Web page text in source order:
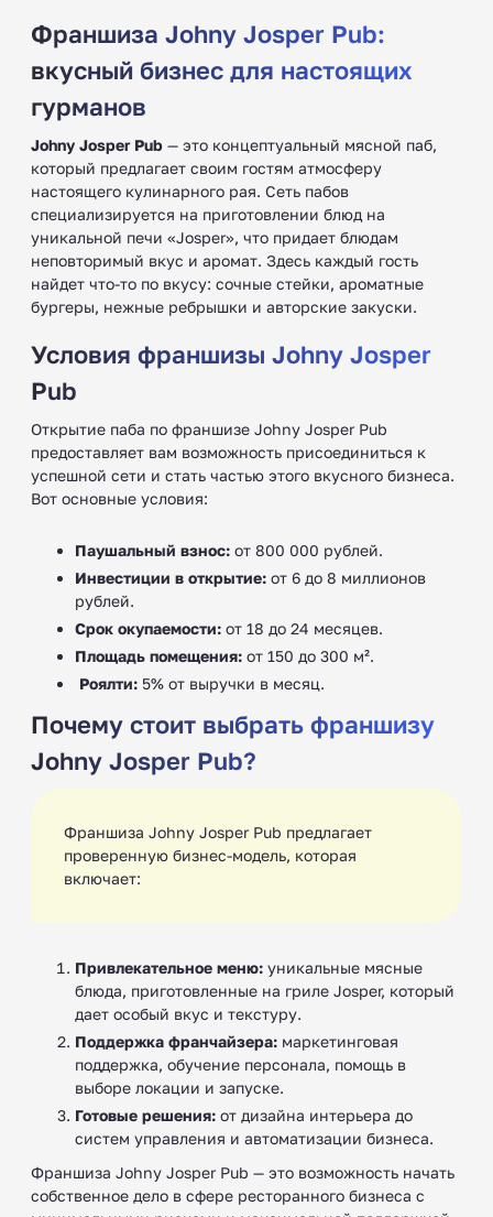
Франшиза Johny Josper Pub:
вкусный бизнес для настоящих
гурманов
Johny Josper Pub — это концептуальный мясной паб,
который предлагает своим гостям атмосферу
настоящего кулинарного рая. Сеть пабов
специализируется на приготовлении блюд на
уникальной печи «Josper», что придает блюдам
неповторимый вкус и аромат. Здесь каждый гость
найдет что-то по вкусу: сочные стейки, ароматные
бургеры, нежные ребрышки и авторские закуски.
Условия франшизы Johny Josper
Pub
Открытие паба по франшизе Johny Josper Pub
предоставляет вам возможность присоединиться к
успешной сети и стать частью этого вкусного бизнеса.
Вот основные условия:
Паушальный взнос: от 800 000 рублей.
Инвестиции в открытие: от 6 до 8 миллионов
рублей.
Срок окупаемости: от 18 до 24 месяцев.
Площадь помещения: от 150 до 300 м².
Роялти: 5% от выручки в месяц.
Почему стоит выбрать франшизу
Johny Josper Pub?
Франшиза Johny Josper Pub предлагает
проверенную бизнес-модель, которая
включает:
Привлекательное меню: уникальные мясные
блюда, приготовленные на гриле Josper, который
дает особый вкус и текстуру.
Поддержка франчайзера: маркетинговая
поддержка, обучение персонала, помощь в
выборе локации и запуске.
Готовые решения: от дизайна интерьера до
систем управления и автоматизации бизнеса.
Франшиза Johny Josper Pub — это возможность начать
собственное дело в сфере ресторанного бизнеса с